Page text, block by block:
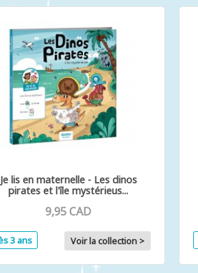
Je lis en maternelle - Les dinos
pirates et l'île mystérieus...
9,95 CAD
3 ans Voir la collection >